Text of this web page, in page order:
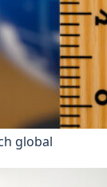
global